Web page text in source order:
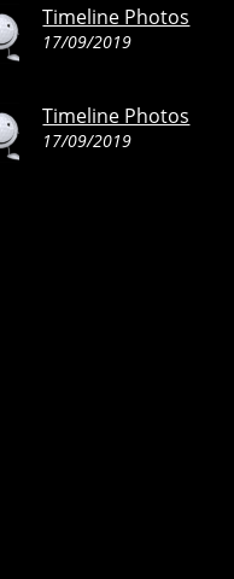
Timeline Photos
17/09/2019
Timeline Photos
17/09/2019